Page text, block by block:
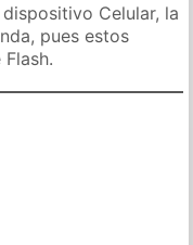
Celular, la
pues estos